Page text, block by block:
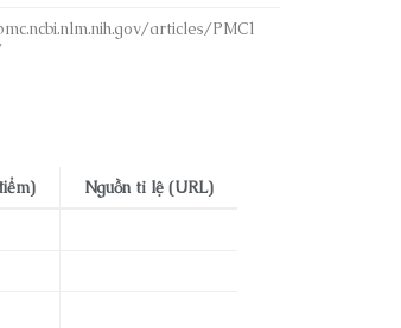
articles/PMC1
Nguồn tỉ lệ (URL)